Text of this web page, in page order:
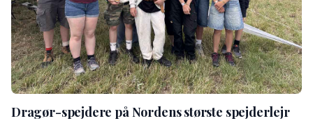
Dragør-spejdere på Nordens største spejderlejr